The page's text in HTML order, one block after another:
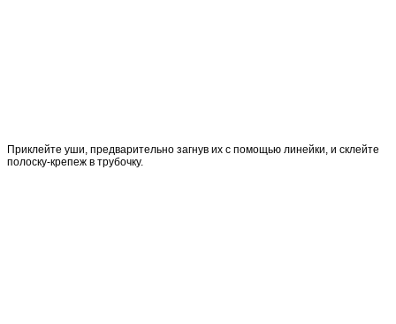
Приклейте уши, предварительно загнув их с помощью линейки, и склейте
полоску-крепеж в трубочку.